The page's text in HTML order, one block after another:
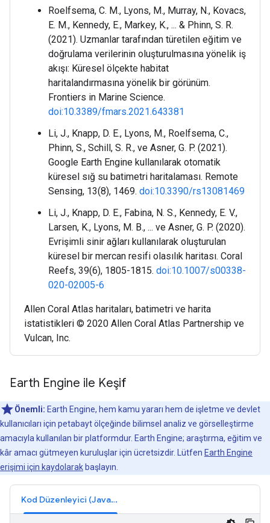
Roelfsema, C. M., Lyons, M., Murray, N., Kovacs,
E. M., Kennedy, E., Markey, K., ... & Phinn, S. R.
(2021). Uzmanlar tarafından türetilen eğitim ve
doğrulama verilerinin oluşturulmasına yönelik iş
akışı: Küresel ölçekte habitat
haritalandırmasına yönelik bir görünüm.
Frontiers in Marine Science.
doi:10.3389/fmars.2021.643381
Li, J., Knapp, D. E., Lyons, M., Roelfsema, C.,
Phinn, S., Schill, S. R., ve Asner, G. P. (2021).
Google Earth Engine kullanılarak otomatik
küresel sığ su batimetri haritalaması. Remote
Sensing, 13(8), 1469. doi:10.3390/rs13081469
Li, J., Knapp, D. E., Fabina, N. S., Kennedy, E. V.,
Larsen, K., Lyons, M. B., ... ve Asner, G. P. (2020).
Evrişimli sinir ağları kullanılarak oluşturulan
küresel bir mercan resifi olasılık haritası. Coral
Reefs, 39(6), 1805-1815. doi:10.1007/s00338-
020-02005-6
Allen Coral Atlas haritaları, batimetri ve harita
istatistikleri © 2020 Allen Coral Atlas Partnership ve
Vulcan, Inc.
Earth Engine ile Keşif
Önemli: Earth Engine, hem kamu yararı hem de işletme ve devlet
kullanıcıları için petabayt ölçeğinde bilimsel analiz ve görselleştirme
amacıyla kullanılan bir platformdur. Earth Engine; araştırma, eğitim ve
kâr amacı gütmeyen kuruluşlar için ücretsizdir. Lütfen Earth Engine
erişimi için kaydolarak başlayın.
Kod Düzenleyici (JavaScript)